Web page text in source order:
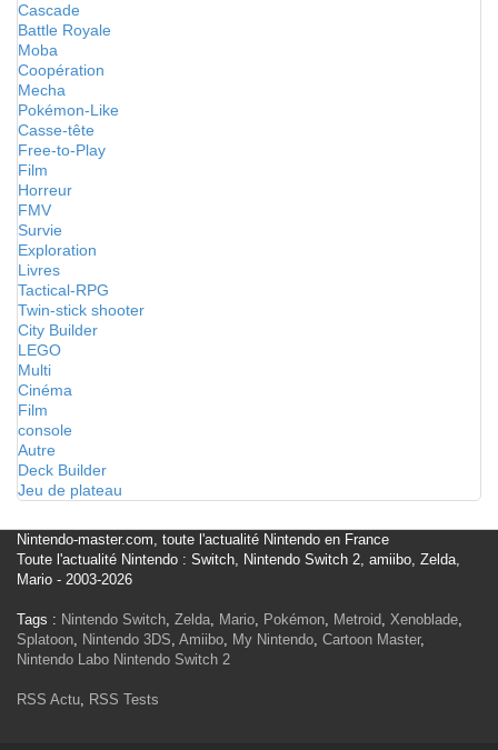
Cascade
Battle Royale
Moba
Coopération
Mecha
Pokémon-Like
Casse-tête
Free-to-Play
Film
Horreur
FMV
Survie
Exploration
Livres
Tactical-RPG
Twin-stick shooter
City Builder
LEGO
Multi
Cinéma
Film
console
Autre
Deck Builder
Jeu de plateau
Nintendo-master.com, toute l'actualité Nintendo en France
Toute l'actualité Nintendo : Switch, Nintendo Switch 2, amiibo, Zelda,
Mario - 2003-2026
Tags : Nintendo Switch, Zelda, Mario, Pokémon, Metroid, Xenoblade,
Splatoon, Nintendo 3DS, Amiibo, My Nintendo, Cartoon Master,
Nintendo Labo Nintendo Switch 2
RSS Actu, RSS Tests